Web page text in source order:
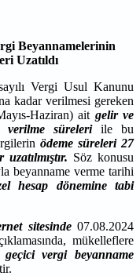
Beyannamelerinin
Uzatıldı
Vergi Usul Kanunu
kadar verilmesi gereken
Haziran) ait gelir ve
verilme süreleriile bu
ödeme süreleri 27
Söz konusu
beyanname verme tarihi
hesap dönemine tabi
sitesinde07.08.2024
mükelleflere
vergi beyanname